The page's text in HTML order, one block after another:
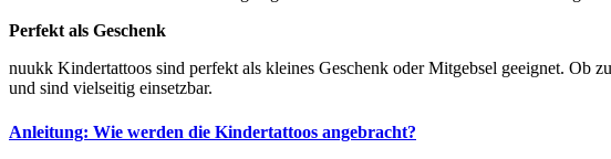
Perfekt als Geschenk
nuukk Kindertattoos sind perfekt als kleines Geschenk oder Mitgebsel geeignet. Ob
und sind vielseitig einsetzbar.
Anleitung: Wie werden die Kindertattoos angebracht?